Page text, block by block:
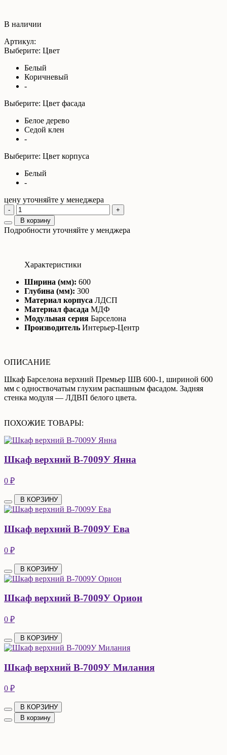
В наличии
Артикул:
Выберите: Цвет
Белый
Коричневый
-
Выберите: Цвет фасада
Белое дерево
Седой клен
-
Выберите: Цвет корпуса
Белый
-
цену уточняйте у менеджера
-
+
В корзину
Подробности уточняйте у менджера
Характеристики
Ширина (мм): 600
Глубина (мм): 300
Материал корпуса ЛДСП
Материал фасада МДФ
Модульная серия Барселона
Производитель Интерьер-Центр
ОПИСАНИЕ
Шкаф Барселона верхний Премьер ШВ 600-1, шириной 600
мм с одноствочатым глухим распашным фасадом. Задняя
стенка модуля — ЛДВП белого цвета.
ПОХОЖИЕ ТОВАРЫ:
Шкаф верхний В-7009У Янна
0 ₽
В КОРЗИНУ
Шкаф верхний В-7009У Ева
0 ₽
В КОРЗИНУ
Шкаф верхний В-7009У Орион
0 ₽
В КОРЗИНУ
Шкаф верхний В-7009У Милания
0 ₽
В КОРЗИНУ
В корзину